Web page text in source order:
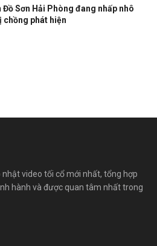
Đồ Sơn Hải Phòng đang nhấp nhô
chồng phát hiện
video tối cổ mới nhất, tổng hợp
hành và được quan tâm nhất trong